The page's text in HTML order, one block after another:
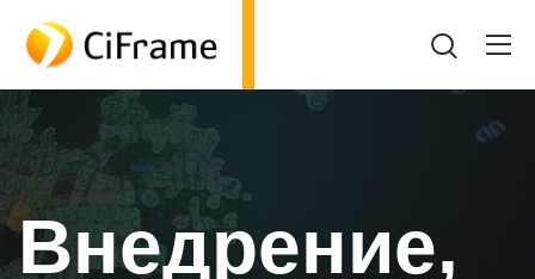
Внедрение,